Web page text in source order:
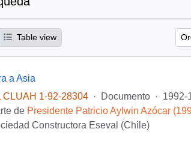
Table view
a Asia
CLUAH 1-92-28304
· Documento · 1992-
de Presidente Patricio Aylwin Azócar
Constructora Eseval (Chile)